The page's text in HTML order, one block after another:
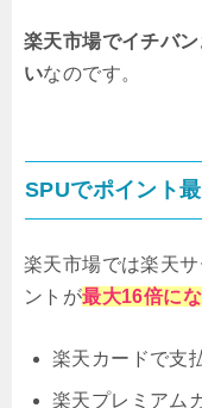
楽天市場でイチバ
いなのです。
SPUでポイント
楽天市場では楽天
ントが最大16倍に
楽天カードで支
楽天プレミアム